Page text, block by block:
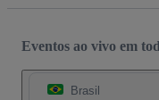
Eventos ao vivo em
Brasil